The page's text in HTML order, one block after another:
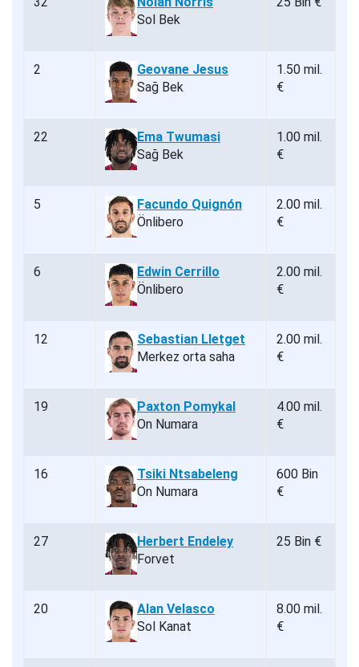
Sol Bek
2
Geovane Jesus
Sağ Bek
1.50 mil.
€
22
Ema Twumasi
Sağ Bek
1.00 mil.
€
5
Facundo Quignón
Önlibero
2.00 mil.
€
6
Edwin Cerrillo
Önlibero
2.00 mil.
€
12
Sebastian Lletget
Merkez orta saha
2.00 mil.
€
19
Paxton Pomykal
On Numara
4.00 mil.
€
16
Tsiki Ntsabeleng
On Numara
600 Bin
€
27
Herbert Endeley
Forvet
25 Bin €
20
Alan Velasco
Sol Kanat
8.00 mil.
€